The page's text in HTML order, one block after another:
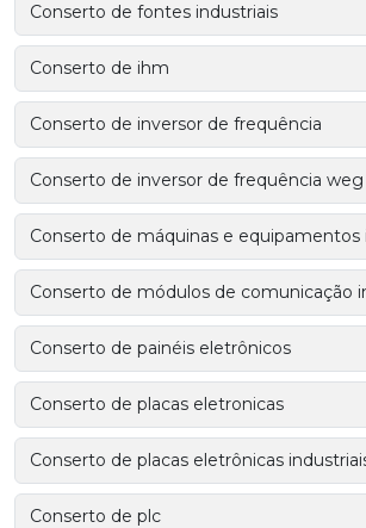
Conserto de fontes industriais
Conserto de ihm
Conserto de inversor de frequência
Conserto de inversor de frequência weg
Conserto de máquinas e equipamentos
Conserto de módulos de comunicação
Conserto de painéis eletrônicos
Conserto de placas eletronicas
Conserto de placas eletrônicas
Conserto de plc